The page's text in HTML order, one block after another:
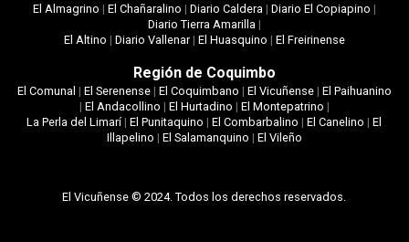
El Almagrino | El Chañaralino | Diario Caldera | Diario El Copiapino |
Diario Tierra Amarilla |
El Altino | Diario Vallenar| El Huasquino | El Freirinense
Región de Coquimbo
El Comunal | El Serenense| El Coquimbano | El Vicuñense| El Paihuanino
| El Andacollino | El Hurtadino | El Montepatrino |
La Perla del Limarí|El Punitaquino |El Combarbalino |El Canelino |El
Illapelino | El Salamanquino | El Vileño
El Vicuñense © 2024. Todos los derechos reservados.